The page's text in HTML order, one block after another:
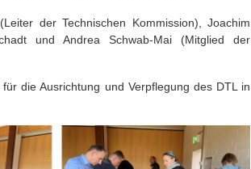
der Technischen Kommission), Joachim
und Andrea Schwab-Mai (Mitglied der
die Ausrichtung und Verpflegung des DTL in